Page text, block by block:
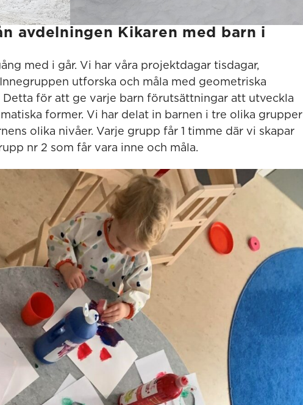
avdelningen Kikaren med barn i
med i går. Vi har våra projektdagar tisdagar,
utforska och måla med geometriska
för att ge varje barn förutsättningar att utveckla
former. Vi har delat in barnen i tre olika grupper
olika nivåer. Varje grupp får 1 timme där vi skapar
nr 2 som får vara inne och måla.